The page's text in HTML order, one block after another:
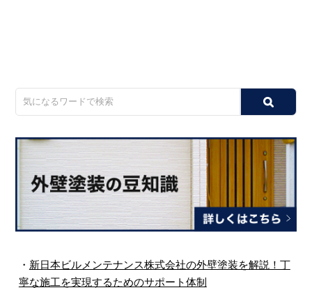
・ 新日本ビルメンテナンス株式会社の外壁塗装を解説！丁
寧な施工を実現するためのサポート体制